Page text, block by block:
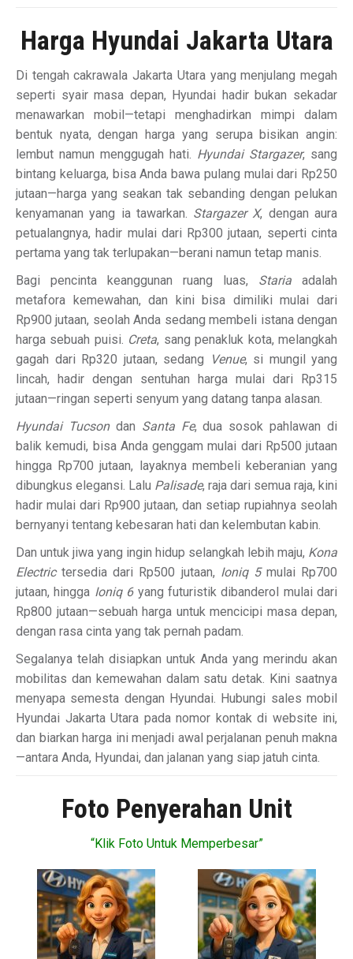
Harga Hyundai Jakarta Utara
Di tengah cakrawala Jakarta Utara yang menjulang megah
seperti syair masa depan, Hyundai hadir bukan sekadar
menawarkan mobil—tetapi menghadirkan mimpi dalam
bentuk nyata, dengan harga yang serupa bisikan angin:
lembut namun menggugah hati. Hyundai Stargazer, sang
bintang keluarga, bisa Anda bawa pulang mulai dari Rp250
jutaan—harga yang seakan tak sebanding dengan pelukan
kenyamanan yang ia tawarkan. Stargazer X, dengan aura
petualangnya, hadir mulai dari Rp300 jutaan, seperti cinta
pertama yang tak terlupakan—berani namun tetap manis.
Bagi pencinta keanggunan ruang luas, Staria adalah
metafora kemewahan, dan kini bisa dimiliki mulai dari
Rp900 jutaan, seolah Anda sedang membeli istana dengan
harga sebuah puisi. Creta, sang penakluk kota, melangkah
gagah dari Rp320 jutaan, sedang
Venue, si mungil yang
lincah, hadir dengan sentuhan harga mulai dari Rp315
jutaan—ringan seperti senyum yang datang tanpa alasan.
Hyundai Tucsondan Santa Fe, dua sosok pahlawan di
balik kemudi, bisa Anda genggam mulai dari Rp500 jutaan
hingga Rp700 jutaan, layaknya membeli keberanian yang
dibungkus elegansi. Lalu Palisade, raja dari semua raja, kini
hadir mulai dari Rp900 jutaan, dan setiap rupiahnya seolah
bernyanyi tentang kebesaran hati dan kelembutan kabin.
Dan untuk jiwa yang ingin hidup selangkah lebih maju, Kona
Electrictersedia dari Rp500 jutaan, Ioniq 5mulai Rp700
jutaan, hingga Ioniq 6yang futuristik dibanderol mulai dari
Rp800 jutaan—sebuah harga untuk mencicipi masa depan,
dengan rasa cinta yang tak pernah padam.
Segalanya telah disiapkan untuk Anda yang merindu akan
mobilitas dan kemewahan dalam satu detak. Kini saatnya
menyapa semesta dengan Hyundai. Hubungi sales mobil
Hyundai Jakarta Utara pada nomor kontak di website ini,
dan biarkan harga ini menjadi awal perjalanan penuh makna
—antara Anda, Hyundai, dan jalanan yang siap jatuh cinta.
Foto Penyerahan Unit
“Klik Foto Untuk Memperbesar”